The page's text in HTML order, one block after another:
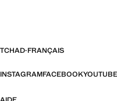
TCHAD·FRANÇAIS
INSTAGRAMFACEBOOKYOUTUBE